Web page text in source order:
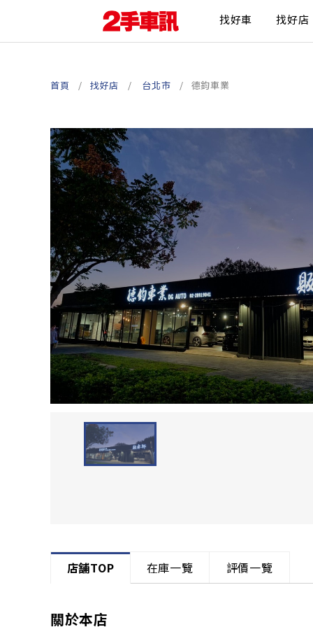
找好車 找好店
首頁 找好店 台北市 德鈞車業
店舗TOP 在庫一覽 評價一覽
關於本店